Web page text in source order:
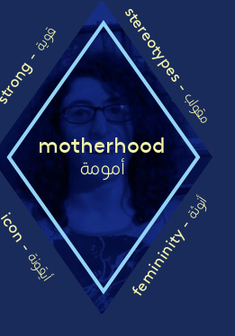
motherhood
أمومة
icon -
أيقونة
strong -
قوية stereotypes -
مقولب
femininity -
أنوثة